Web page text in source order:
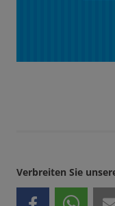
Verbreiten Sie